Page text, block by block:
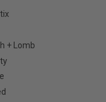
+ Lomb